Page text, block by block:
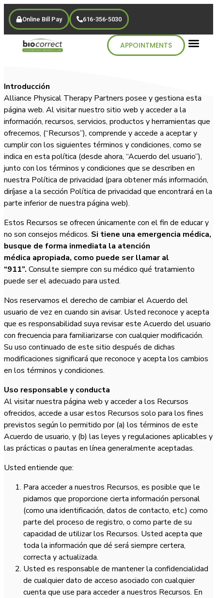
Online Bill Pay 616-356-5030
APPOINTMENTS
Introducción
Alliance Physical Therapy Partners posee y gestiona esta
página web. Al visitar nuestro sitio web y acceder a la
información, recursos, servicios, productos y herramientas que
ofrecemos, (“Recursos”), comprende y accede a aceptar y
cumplir con los siguientes términos y condiciones, como se
indica en esta política (desde ahora, “Acuerdo del usuario”),
junto con los términos y condiciones que se describen en
nuestra Política de privacidad (para obtener más información,
diríjase a la sección Política de privacidad que encontrará en la
parte inferior de nuestra página web).
Estos Recursos se ofrecen únicamente con el fin de educar y
no son consejos médicos. Si tiene una emergencia médica,
busque de forma inmediata la atención
médica apropiada, como puede ser llamar al
“911”. Consulte siempre con su médico qué tratamiento
puede ser el adecuado para usted.
Nos reservamos el derecho de cambiar el Acuerdo del
usuario de vez en cuando sin avisar. Usted reconoce y acepta
que es responsabilidad suya revisar este Acuerdo del usuario
con frecuencia para familiarizarse con cualquier modificación.
Su uso continuado de este sitio después de dichas
modificaciones significará que reconoce y acepta los cambios
en los términos y condiciones.
Uso responsable y conducta
Al visitar nuestra página web y acceder a los Recursos
ofrecidos, accede a usar estos Recursos solo para los fines
previstos según lo permitido por (a) los términos de este
Acuerdo de usuario, y (b) las leyes y regulaciones aplicables y
las prácticas o pautas en línea generalmente aceptadas.
Usted entiende que:
Para acceder a nuestros Recursos, es posible que le
pidamos que proporcione cierta información personal
(como una identificación, datos de contacto, etc.) como
parte del proceso de registro, o como parte de su
capacidad de utilizar los Recursos. Usted acepta que
toda la información que dé será siempre certera,
correcta y actualizada.
Usted es responsable de mantener la confidencialidad
de cualquier dato de acceso asociado con cualquier
cuenta que use para acceder a nuestros Recursos. En